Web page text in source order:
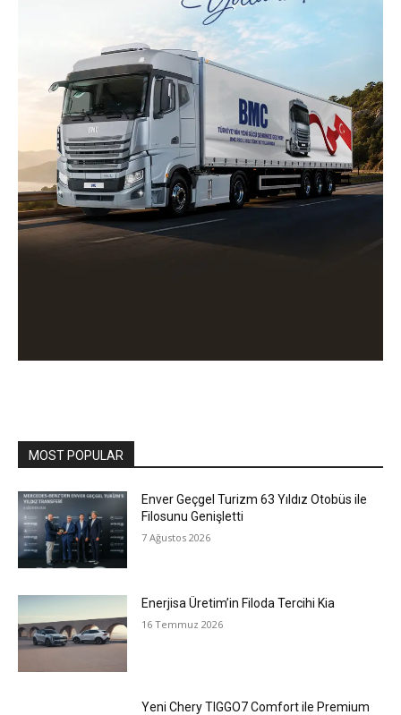
MOST POPULAR
Enver Geçgel Turizm 63 Yıldız Otobüs ile
Filosunu Genişletti
7 Ağustos 2026
Enerjisa Üretim’in Filoda Tercihi Kia
16 Temmuz 2026
Yeni Chery TIGGO7 Comfort ile Premium